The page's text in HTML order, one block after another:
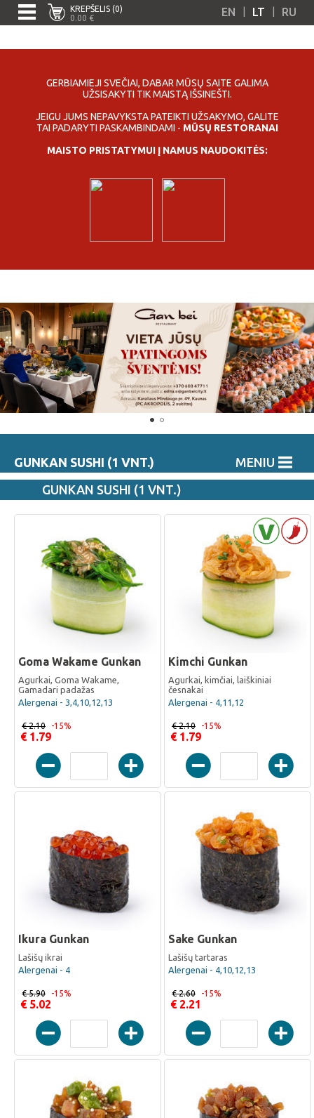
KREPŠELIS (0)
0.00 €
EN LT RU
GERBIAMIEJI SVEČIAI, DABAR MŪSŲ SAITE GALIMA
UŽSISAKYTI TIK MAISTĄ IŠSINEŠTI.
JEIGU JUMS NEPAVYKSTA PATEIKTI UŽSAKYMO, GALITE
TAI PADARYTI PASKAMBINDAMI - MŪSŲ RESTORANAI
MAISTO PRISTATYMUI Į NAMUS NAUDOKITĖS:
MENIU
GUNKAN SUSHI (1 VNT.)
GUNKAN SUSHI (1 VNT.)
Goma Wakame Gunkan
Agurkai, Goma Wakame,
Gamadari padažas
Alergenai - 3,4,10,12,13
€ 1.79
€ 2.10 -15%
Kimchi Gunkan
Agurkai, kimčiai, laiškiniai
česnakai
Alergenai - 4,11,12
€ 1.79
€ 2.10 -15%
Ikura Gunkan
Lašišų ikrai
Alergenai - 4
€ 5.02
€ 5.90 -15%
Sake Gunkan
Lašišų tartaras
Alergenai - 4,10,12,13
€ 2.21
€ 2.60 -15%